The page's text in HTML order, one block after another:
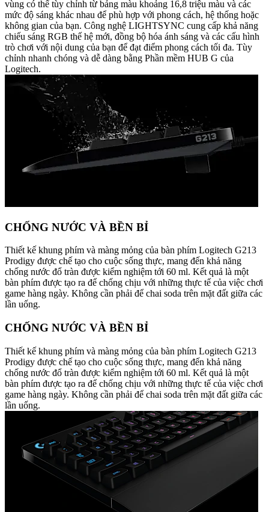
vùng có thể tùy chỉnh từ bảng màu khoảng 16,8 triệu màu và các
mức độ sáng khác nhau để phù hợp với phong cách, hệ thống hoặc
không gian của bạn. Công nghệ LIGHTSYNC cung cấp khả năng
chiếu sáng RGB thế hệ mới, đồng bộ hóa ánh sáng và các cấu hình
trò chơi với nội dung của bạn để đạt điểm phong cách tối đa. Tùy
chỉnh nhanh chóng và dễ dàng bằng Phần mềm HUB G của
Logitech.
CHỐNG NƯỚC VÀ BỀN BỈ
Thiết kế khung phím và màng mỏng của bàn phím Logitech G213
Prodigy được chế tạo cho cuộc sống thực, mang đến khả năng
chống nước đổ tràn được kiểm nghiệm tới 60 ml. Kết quả là một
bàn phím được tạo ra để chống chịu với những thực tế của việc chơi
game hàng ngày. Không cần phải để chai soda trên mặt đất giữa các
lần uống.
CHỐNG NƯỚC VÀ BỀN BỈ
Thiết kế khung phím và màng mỏng của bàn phím Logitech G213
Prodigy được chế tạo cho cuộc sống thực, mang đến khả năng
chống nước đổ tràn được kiểm nghiệm tới 60 ml. Kết quả là một
bàn phím được tạo ra để chống chịu với những thực tế của việc chơi
game hàng ngày. Không cần phải để chai soda trên mặt đất giữa các
lần uống.